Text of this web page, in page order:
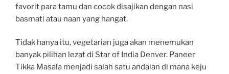
favorit para tamu dan cocok disajikan dengan nasi
basmati atau naan yang hangat.
Tidak hanya itu, vegetarian juga akan menemukan
banyak pilihan lezat di Star of India Denver. Paneer
Tikka Masala menjadi salah satu andalan di mana keju